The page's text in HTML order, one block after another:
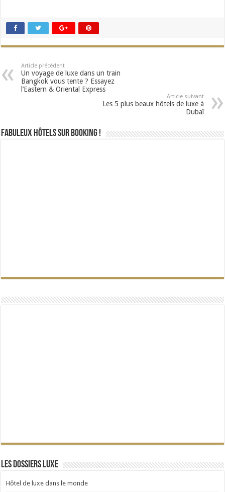
Article précédent
Un voyage de luxe dans un train
Bangkok vous tente ? Essayez
l’Eastern & Oriental Express
Article suivant
Les 5 plus beaux hôtels de luxe à
Dubaï
Fabuleux Hôtels sur Booking !
Les dossiers Luxe
Hôtel de luxe dans le monde